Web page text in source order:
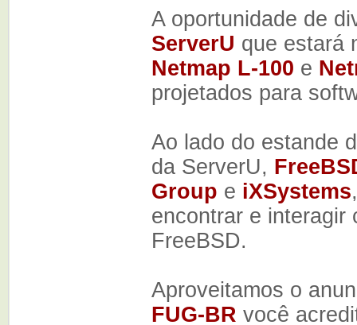
A oportunidade de
ServerU que estará
Netmap L-100 e
projetados para
Ao lado do estande
da ServerU,
Group e iXSystems
encontrar e interagir
FreeBSD.
Aproveitamos o
FUG-BR você